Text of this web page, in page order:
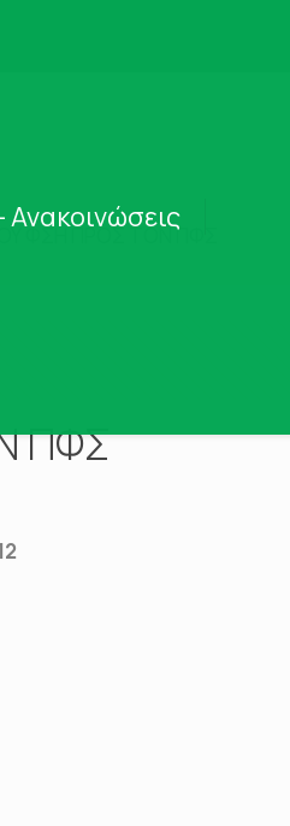
Ανακοινώσεις
ΦΣΗ ΠΡΟΣ ΤΟΝ ΠΦΣ
ΠΦΣ